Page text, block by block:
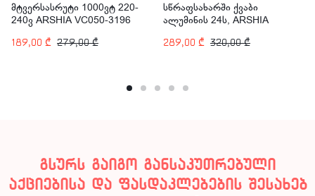
მტვერსასრუტი 1000ვტ 220-
240ვ ARSHIA VC050-3196
189,00 ₾ 279,00₾
სწრაფსახარში ქვაბი
ალუმინის 24ს, ARSHIA
289,00 ₾ 320,00₾
გსურს გაიგო განსაკუთრებული
აქციებისა და ფასდაკლებების შესახებ